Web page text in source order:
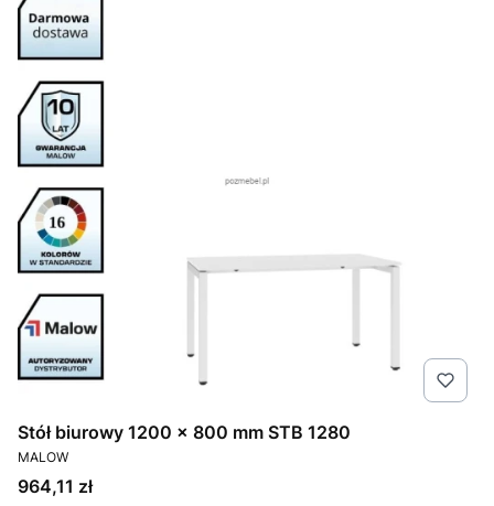
Stół biurowy 1200 × 800 mm STB 1280
PRODUCENT
MALOW
Cena
964,11 zł